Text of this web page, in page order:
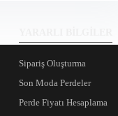
Sipariş Oluşturma
Son Moda Perdeler
Perde Fiyatı Hesaplama